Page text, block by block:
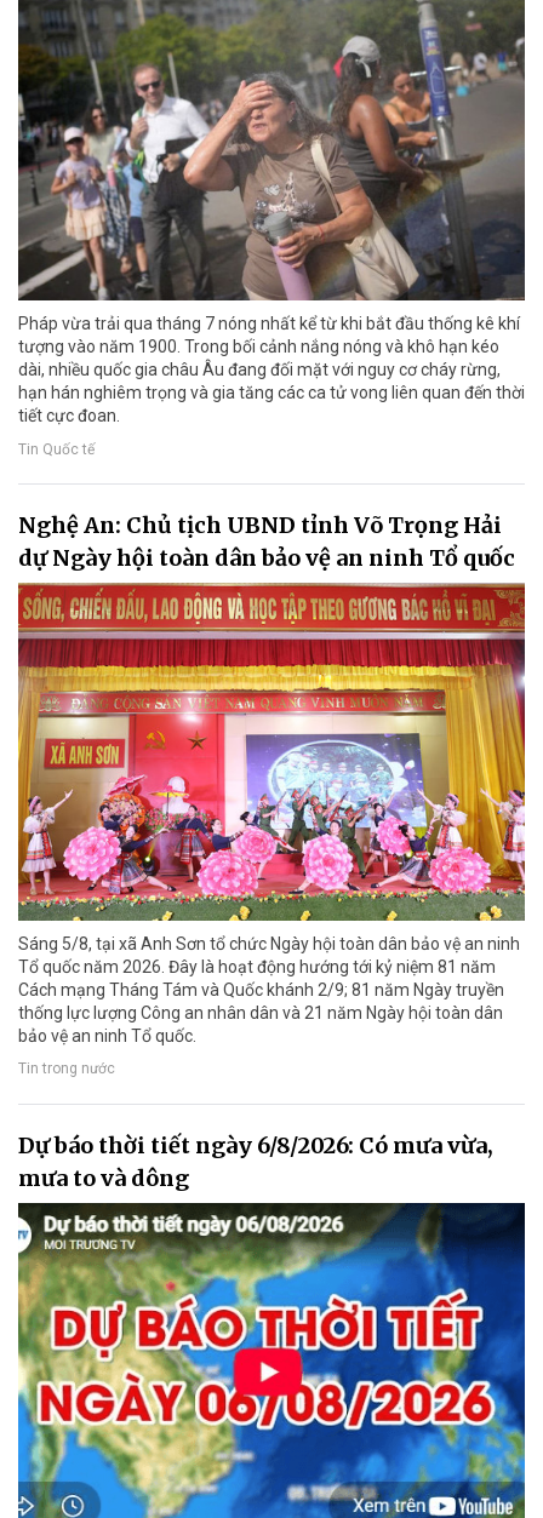
Pháp vừa trải qua tháng 7 nóng nhất kể từ khi bắt đầu thống kê khí
tượng vào năm 1900. Trong bối cảnh nắng nóng và khô hạn kéo
dài, nhiều quốc gia châu Âu đang đối mặt với nguy cơ cháy rừng,
hạn hán nghiêm trọng và gia tăng các ca tử vong liên quan đến thời
tiết cực đoan.
Tin Quốc tế
Nghệ An: Chủ tịch UBND tỉnh Võ Trọng Hải
dự Ngày hội toàn dân bảo vệ an ninh Tổ quốc
Sáng 5/8, tại xã Anh Sơn tổ chức Ngày hội toàn dân bảo vệ an ninh
Tổ quốc năm 2026. Đây là hoạt động hướng tới kỷ niệm 81 năm
Cách mạng Tháng Tám và Quốc khánh 2/9; 81 năm Ngày truyền
thống lực lượng Công an nhân dân và 21 năm Ngày hội toàn dân
bảo vệ an ninh Tổ quốc.
Tin trong nước
Dự báo thời tiết ngày 6/8/2026: Có mưa vừa,
mưa to và dông